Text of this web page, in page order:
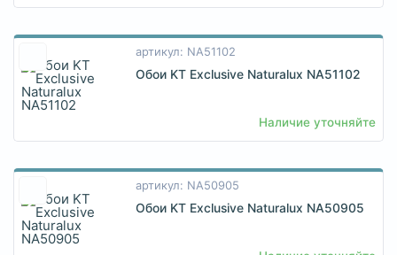
артикул: NA51102
Обои KT Exclusive Naturalux NA51102
Наличие уточняйте
артикул: NA50905
Обои KT Exclusive Naturalux NA50905